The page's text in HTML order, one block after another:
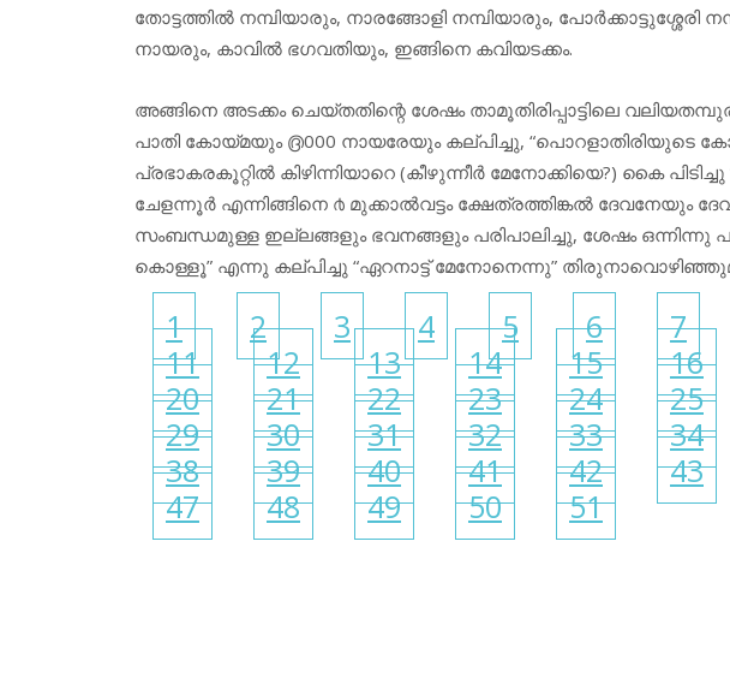
തോട്ടത്തിൽ നമ്പിയാരും, നാരങ്ങോളി നമ്പിയാരും, പോർക്കാട്ടുശ്ശേരി
നായരും, കാവിൽ ഭഗവതിയും, ഇങ്ങിനെ കവിയടക്കം.
അങ്ങിനെ അടക്കം ചെയ്തതിന്റെ ശേഷം താമൂതിരിപ്പാട്ടിലെ
പാതി കോയ്മയും ൫000 നായരേയും കല്പിച്ചു, “പൊറളാതിരിയുടെ
പ്രഭാകരകൂറ്റിൽ കിഴിന്നിയാറെ (കീഴുന്നീർ മേനോക്കിയെ?) കൈ
ചേളന്നൂർ എന്നിങ്ങിനെ ൪ മുക്കാൽവട്ടം ക്ഷേത്രത്തിങ്കൽ ദേവനേയും
സംബന്ധമുള്ള ഇല്ലങ്ങളും ഭവനങ്ങളും പരിപാലിച്ചു, ശേഷം ഒന്നിന്നു
കൊള്ളൂ” എന്നു കല്പിച്ചു “ഏറനാട്ട് മേനോനെന്നു”
1 2 3 4 5 6 7
11
12 13 14 15 16
20
21 22 23 24 25
29
30 31 32 33 34
38
39 40 41 42 43
47
48 49 50 51